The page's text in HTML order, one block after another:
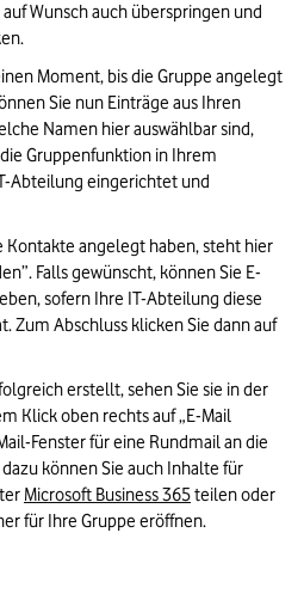
Wunsch auch überspringen und
Moment, bis die Gruppe angelegt
Sie nun Einträge aus Ihren
Namen hier auswählbar sind,
Gruppenfunktion in Ihrem
Abteilung eingerichtet und
Kontakte angelegt haben, steht hier
Falls gewünscht, können Sie E-
sofern Ihre IT-Abteilung diese
Zum Abschluss klicken Sie dann auf
erstellt, sehen Sie sie in der
Klick oben rechts auf „E-Mail
Fenster für eine Rundmail an die
können Sie auch Inhalte für
Microsoft Business 365 teilen oder
für Ihre Gruppe eröffnen.